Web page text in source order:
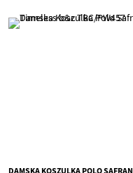
DAMSKA KOSZULKA POLO SAFRAN